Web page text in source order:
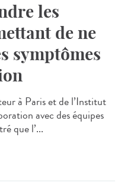
les
de ne
symptômes
à Paris et de l’Institut
avec des équipes
que l’...